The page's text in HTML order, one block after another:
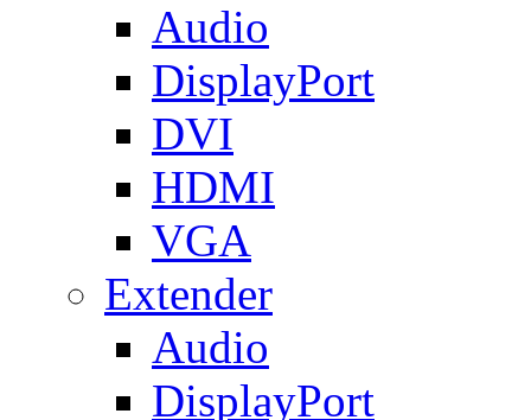
Audio
DisplayPort
DVI
HDMI
VGA
Extender
Audio
DisplayPort